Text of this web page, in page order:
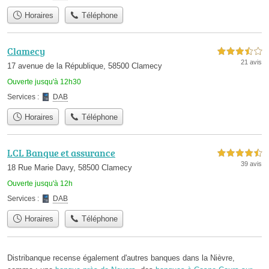
Horaires Téléphone
Clamecy
17 avenue de la République, 58500 Clamecy
Ouverte jusqu'à 12h30
3,5 étoiles sur 5
21 avis
Services : DAB
Horaires Téléphone
LCL Banque et assurance
18 Rue Marie Davy, 58500 Clamecy
Ouverte jusqu'à 12h
4,5 étoiles sur 5
39 avis
Services : DAB
Horaires Téléphone
Distribanque recense également d'autres banques dans la Nièvre,